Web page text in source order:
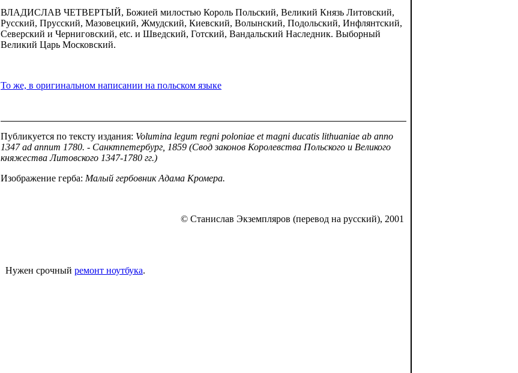
ВЛАДИСЛАВ ЧЕТВЕРТЫЙ, Божией милостью Король Польский, Великий Князь Литовский,
Русский, Прусский, Мазовецкий, Жмудский, Киевский, Волынский, Подольский, Инфлянтский,
Северский и Черниговский, etc. и Шведский, Готский, Вандальский Наследник. Выборный
Великий Царь Московский.
То же, в оригинальном написании на польском языке
Публикуется по тексту издания: Volumina legum regni poloniae et magni ducatis lithuaniae ab anno
1347 ad annum 1780. - Санктпетербург, 1859 (Свод законов Королевства Польского и Великого
княжества Литовского 1347-1780 гг.)
Изображение герба: Малый гербовник Адама Кромера.
© Станислав Экземпляров (перевод на русский), 2001
Нужен срочный ремонт ноутбука.